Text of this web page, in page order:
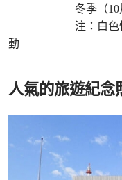
冬季（10月中旬
注：白色情人節
動
人氣的旅遊紀念